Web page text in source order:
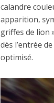
calandre
apparition,
griffes de lion
dès l’entrée
optimisé.